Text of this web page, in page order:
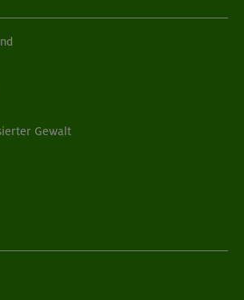
Gewalt